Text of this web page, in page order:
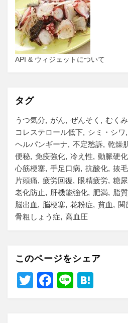
API & ウィジェットについて
タグ
うつ気分 がん ぜんそく むくみ
コレステロール低下
シミ・シワ
ヘルパンギーナ
不定愁訴 乾燥
便秘 免疫強化 冷え性 動脈硬化
心筋梗塞 手足口病 抗酸化 抜
片頭痛
疲労回復 眼精疲労 糖
老化防止
肝機能強化 肥満 脂
脳出血
脳梗塞 花粉症 貧血 関
骨粗しょう症
高血圧
このページをシェア
T
F
Li